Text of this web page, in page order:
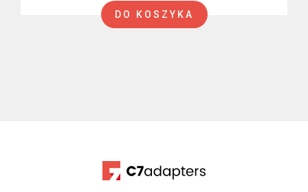
DO KOSZYKA